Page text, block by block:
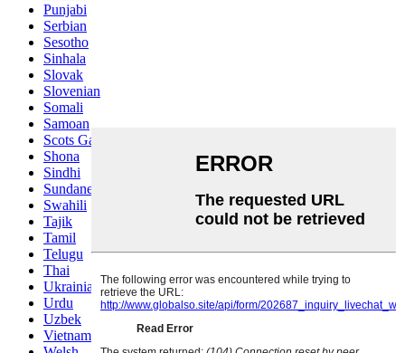
Punjabi
Serbian
Sesotho
Sinhala
Slovak
Slovenian
Somali
Samoan
Scots Gaelic
Shona
Sindhi
Sundanese
Swahili
Tajik
Tamil
Telugu
Thai
Ukrainian
Urdu
Uzbek
Vietnamese